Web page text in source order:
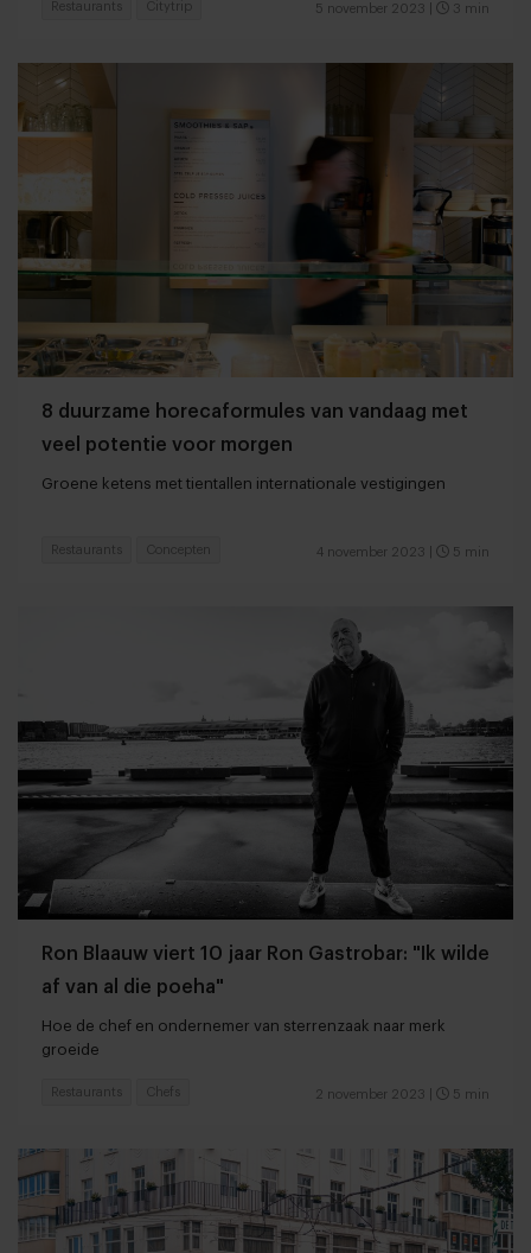
5 november 2023 3 min
Restaurants Citytrip
8 duurzame horecaformules van vandaag met
veel potentie voor morgen
Groene ketens met tientallen internationale vestigingen
4 november 2023 5 min
Restaurants Concepten
Ron Blaauw viert 10 jaar Ron Gastrobar: "Ik wilde
af van al die poeha"
Hoe de chef en ondernemer van sterrenzaak naar merk
groeide
2 november 2023 5 min
Restaurants Chefs